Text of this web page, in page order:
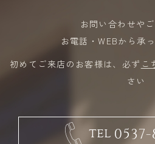
お問い合わせやご
お電話・WEBから承
初めてご来店のお客様は、必ず こ
さい
TEL